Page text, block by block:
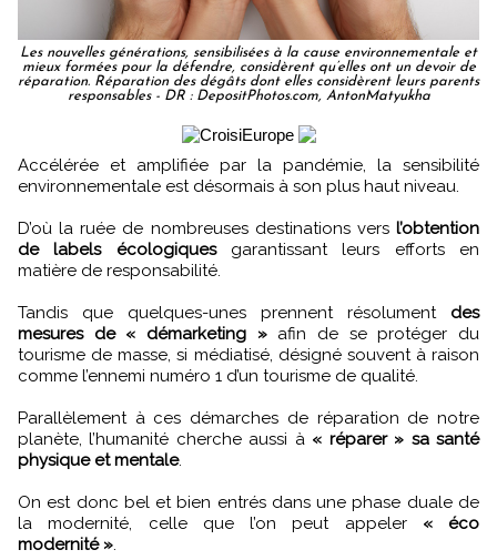
Les nouvelles générations, sensibilisées à la cause environnementale et
mieux formées pour la défendre, considèrent qu’elles ont un devoir de
réparation. Réparation des dégâts dont elles considèrent leurs parents
responsables - DR : DepositPhotos.com, AntonMatyukha
Accélérée et amplifiée par la pandémie, la sensibilité
environnementale est désormais à son plus haut niveau.
D’où la ruée de nombreuses destinations vers l’obtention
de labels écologiquesgarantissant leurs efforts en
matière de responsabilité.
Tandis que quelques-unes prennent résolument des
mesures de « démarketing »afin de se protéger du
tourisme de masse, si médiatisé, désigné souvent à raison
comme l’ennemi numéro 1 d’un tourisme de qualité.
Parallèlement à ces démarches de réparation de notre
planète, l’humanité cherche aussi à « réparer » sa santé
physique et mentale.
On est donc bel et bien entrés dans une phase duale de
la modernité, celle que l’on peut appeler « éco
modernité ».